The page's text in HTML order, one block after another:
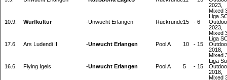
2023,
Mixed
Liga
10.9.
Wurfkultur -Unwucht Erlangen Rückrunde15 - 6
2023,
Mixed
Liga
17.6.
Ars Ludendi II -Unwucht Erlangen Pool A 10 - 15
2018,
Mixed
Liga
16.6.
Flying Igels -Unwucht Erlangen Pool A 5 - 15
2018,
Mixed